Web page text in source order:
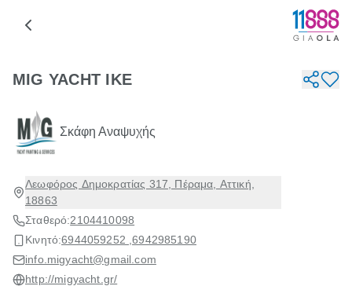
MIG YACHT IKE
Σκάφη Αναψυχής
Λεωφόρος Δημοκρατίας 317, Πέραμα, Αττική,
18863
Σταθερό:2104410098
Κινητό:6944059252 ,6942985190
info.migyacht@gmail.com
http://migyacht.gr/